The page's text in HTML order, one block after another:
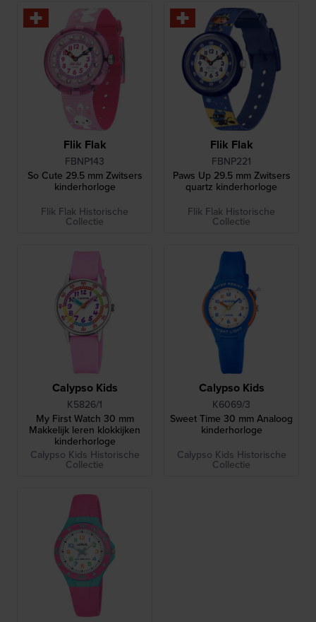
Flik Flak
FBNP143
So Cute 29.5 mm Zwitsers
kinderhorloge
Flik Flak Historische
Collectie
Flik Flak
FBNP221
Paws Up 29.5 mm Zwitsers
quartz kinderhorloge
Flik Flak Historische
Collectie
Calypso Kids
K5826/1
My First Watch 30 mm
Makkelijk leren klokkijken
kinderhorloge
Calypso Kids Historische
Collectie
Calypso Kids
K6069/3
Sweet Time 30 mm Analoog
kinderhorloge
Calypso Kids Historische
Collectie